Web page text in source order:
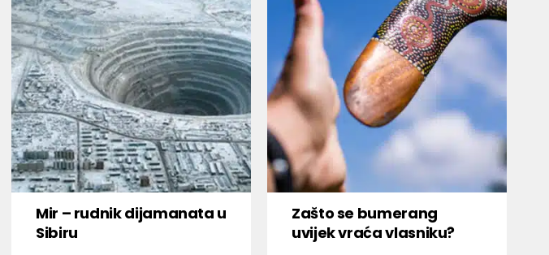
Mir – rudnik dijamanata u
Sibiru
Zašto se bumerang
uvijek vraća vlasniku?